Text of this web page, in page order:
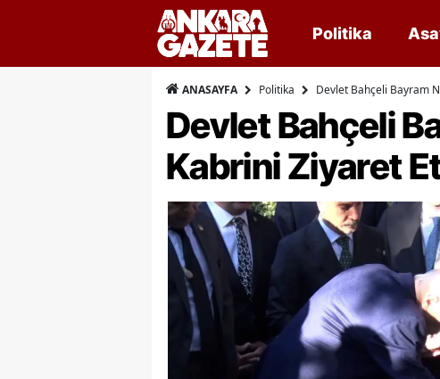
Politika
ANASAYFA Politika Devlet Bahçeli Bayram
Devlet Bahçeli
Kabrini Ziyaret